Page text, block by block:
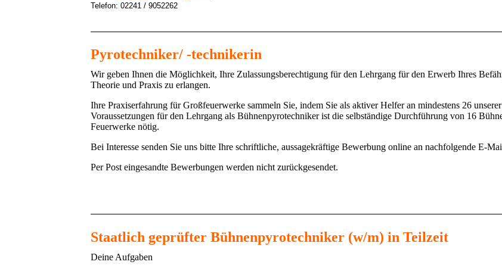
Telefon: 02241 / 9052262
Pyrotechniker/ -technikerin
Wir geben Ihnen die Möglichkeit, Ihre Zulassungsberechtigung für den Lehrgang für den Erwerb Ihres
Theorie und Praxis zu erlangen.
Ihre Praxiserfahrung für Großfeuerwerke sammeln Sie, indem Sie als aktiver Helfer an mindestens 26
Voraussetzungen für den Lehrgang als Bühnenpyrotechniker ist die selbständige Durchführung von 16
Feuerwerke nötig.
Bei Interesse senden Sie uns bitte Ihre schriftliche, aussagekräftige Bewerbung online an nachfolgende E-
Per Post eingesandte Bewerbungen werden nicht zurückgesendet.
Staatlich geprüfter Bühnenpyrotechniker (w/m) in Teilzeit
Deine Aufgaben